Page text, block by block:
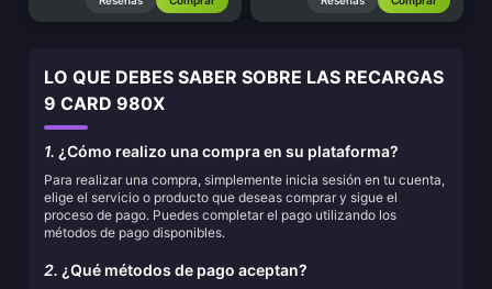
LO QUE DEBES SABER SOBRE LAS RECARGAS
9 CARD 980X
1. ¿Cómo realizo una compra en su plataforma?
Para realizar una compra, simplemente inicia sesión en tu cuenta,
elige el servicio o producto que deseas comprar y sigue el
proceso de pago. Puedes completar el pago utilizando los
métodos de pago disponibles.
2. ¿Qué métodos de pago aceptan?